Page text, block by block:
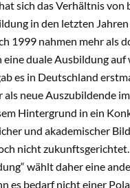
sich das Verhältnis von
in den letzten
1999 nahmen mehr als
eine duale Ausbildung auf
es in Deutschland
als neue Auszubildende
Hintergrund in ein
und akademischer
nicht
wählt daher eine
es bedarf nicht einer